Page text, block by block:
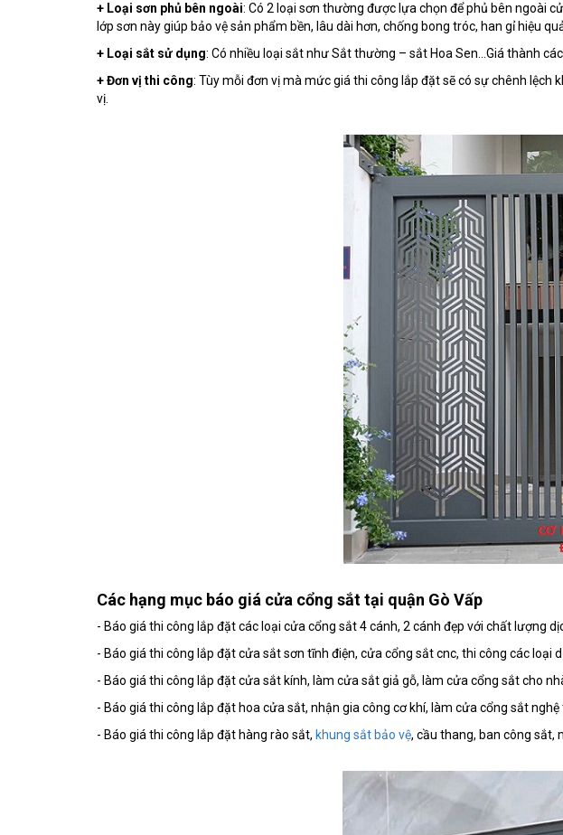
+ Loại sơn phủ bên ngoài: Có 2 loại sơn thường được lựa chọn để phủ bên ngoài
lớp sơn này giúp bảo vệ sản phẩm bền, lâu dài hơn, chống bong tróc, han gỉ hiệu
+ Loại sắt sử dụng: Có nhiều loại sắt như Sắt thường – sắt Hoa Sen…Giá thành
+ Đơn vị thi công: Tùy mỗi đơn vị mà mức giá thi công lắp đặt sẽ có sự chênh
vị.
Các hạng mục báo giá cửa cổng sắt tại quận Gò Vấp
- Báo giá thi công lắp đặt các loại cửa cổng sắt 4 cánh, 2 cánh đẹp với chất lượng
- Báo giá thi công lắp đặt cửa sắt sơn tĩnh điện, cửa cổng sắt cnc, thi công các
- Báo giá thi công lắp đặt cửa sắt kính, làm cửa sắt giả gỗ, làm cửa cổng sắt cho
- Báo giá thi công lắp đặt hoa cửa sắt, nhận gia công cơ khí, làm cửa cổng sắt
- Báo giá thi công lắp đặt hàng rào sắt, khung sắt bảo vệ, cầu thang, ban công sắt,